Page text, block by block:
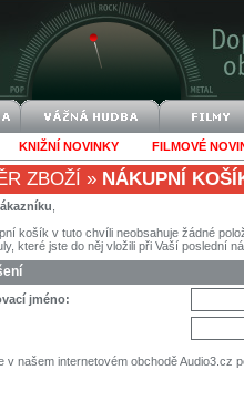
KNIŽNÍ NOVINKY FILMOVÉ
ZBOŽÍ » NÁKUPNÍ
košík v tuto chvíli neobsahuje žádné
které jste do něj vložili při Vaší poslední
jméno:
v našem internetovém obchodě Audio3.cz